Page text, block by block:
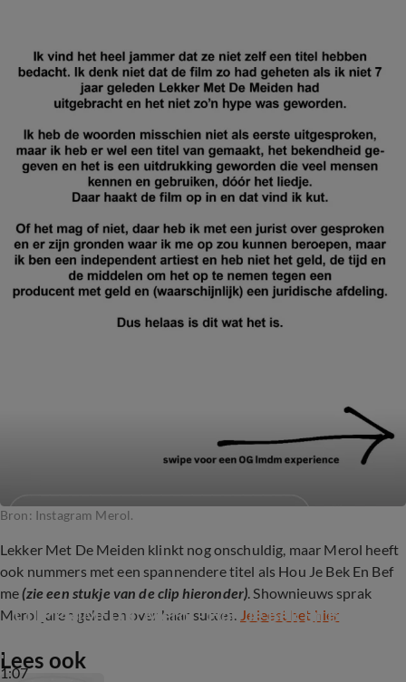
Bron: Instagram Merol.
Lekker Met De Meiden klinkt nog onschuldig, maar Merol heeft
ook nummers met een spannendere titel als Hou Je Bek En Bef
me(zie een stukje van de clip hieronder). Shownieuws sprak
Merol jaren geleden over haar succes. Je leest het hier
1:07
CLIPPRIMEUR: Merol - Hou Je Bek En Bef Me
Lees ook